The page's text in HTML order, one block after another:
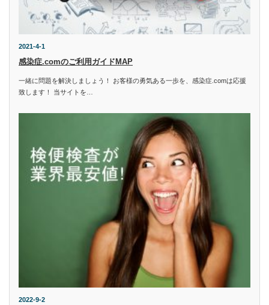
2021-4-1
感染症.comのご利用ガイドMAP
一緒に問題を解決しましょう！ お客様の勇気ある一歩を、感染症.comは応援
致します！ 当サイトを…
2022-9-2